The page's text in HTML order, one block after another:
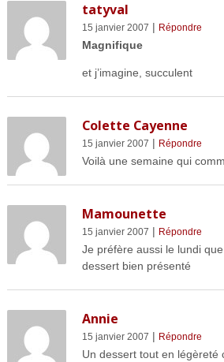
tatyval
15 janvier 2007 | Répondre
Magnifique
et j’imagine, succulent
Colette Cayenne
15 janvier 2007 | Répondre
Voilà une semaine qui
Mamounette
15 janvier 2007 | Répondre
Je préfère aussi le lundi
dessert bien présenté
Annie
15 janvier 2007 | Répondre
Un dessert tout en légèreté